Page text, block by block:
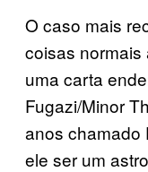
O caso mais
coisas normais
uma carta
Fugazi/Minor
anos chamado
ele ser um